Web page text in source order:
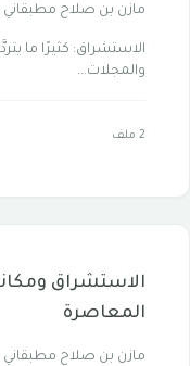
مازن بن صلاح مطبقاني
الاستشراق: كثيرًا ما
والمجلات...
2 ملف
الاستشراق
المعاصرة
مازن بن صلاح مطبقاني